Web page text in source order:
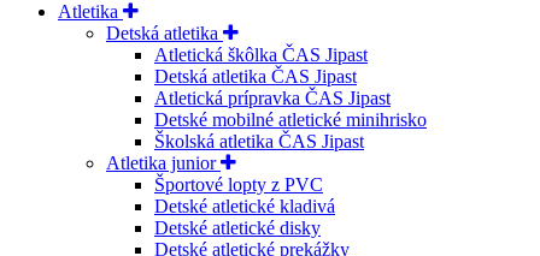
Atletika
Detská atletika
Atletická škôlka ČAS Jipast
Detská atletika ČAS Jipast
Atletická prípravka ČAS Jipast
Detské mobilné atletické minihrisko
Školská atletika ČAS Jipast
Atletika junior
Športové lopty z PVC
Detské atletické kladivá
Detské atletické disky
Detské atletické prekážky